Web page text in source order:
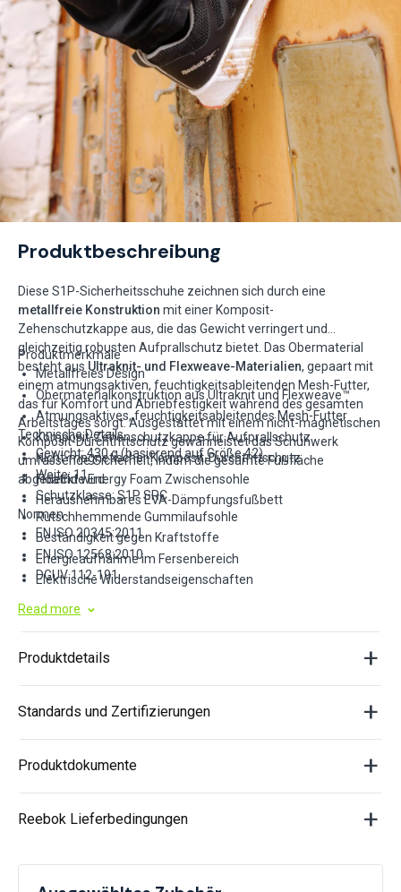
Produktbeschreibung
Diese S1P-Sicherheitsschuhe zeichnen sich durch eine
metallfreie Konstruktion mit einer Komposit-
Zehenschutzkappe aus, die das Gewicht verringert und
gleichzeitig robusten Aufprallschutz bietet. Das Obermaterial
besteht aus Ultraknit- und Flexweave-Materialien, gepaart mit
einem atmungsaktiven, feuchtigkeitsableitenden Mesh-Futter,
das für Komfort und Abriebfestigkeit während des gesamten
Arbeitstages sorgt. Ausgestattet mit einem nicht-magnetischen
Komposit-Durchtrittschutz gewährleistet das Schuhwerk
umfassende Sicherheit, indem die gesamte Fußfläche
abgedeckt wird.
Produktmerkmale
Metallfreies Design
Obermaterialkonstruktion aus Ultraknit und Flexweave™
Atmungsaktives, feuchtigkeitsableitendes Mesh-Futter
Komposit-Zehenschutzkappe für Aufprallschutz
Nicht-magnetischer Komposit-Durchtrittschutz
Floatride Energy Foam Zwischensohle
Herausnehmbares EVA-Dämpfungsfußbett
Technische Details
Gewicht: 430 g (basierend auf Größe 42)
Weite: 11
Schutzklasse: S1P SRC
Rutschhemmende Gummilaufsohle
Beständigkeit gegen Kraftstoffe
Energieaufnahme im Fersenbereich
Elektrische Widerstandseigenschaften
Normen
EN ISO 20345:2011
EN ISO 12568:2010
DGUV 112-191
Read more
Produktdetails
Standards und Zertifizierungen
Produktdokumente
Reebok Lieferbedingungen